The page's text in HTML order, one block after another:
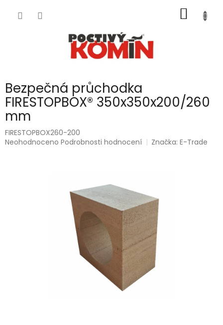
KOŠÍK
Bezpečná průchodka
FIRESTOPBOX® 350x350x200/260
mm
FIRESTOPBOX260-200
Průměrné
Neohodnoceno Podrobnosti hodnocení Značka:E-Trade